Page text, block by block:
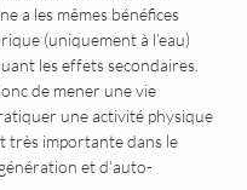
a les mêmes bénéfices
(uniquement à l’eau)
les effets secondaires.
de mener une vie
une activité physique
très importante dans le
et d’auto-